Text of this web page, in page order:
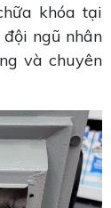
khóa tại
ngũ nhân
và chuyên